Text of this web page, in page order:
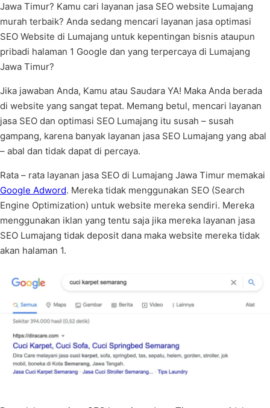
Jawa Timur? Kamu cari layanan jasa SEO website Lumajang
murah terbaik? Anda sedang mencari layanan jasa optimasi
SEO Website di Lumajang untuk kepentingan bisnis ataupun
pribadi halaman 1 Google dan yang terpercaya di Lumajang
Jawa Timur?
Jika jawaban Anda, Kamu atau Saudara YA! Maka Anda berada
di website yang sangat tepat. Memang betul, mencari layanan
jasa SEO dan optimasi SEO Lumajang itu susah – susah
gampang, karena banyak layanan jasa SEO Lumajang yang abal
– abal dan tidak dapat di percaya.
Rata – rata layanan jasa SEO di Lumajang Jawa Timur memakai
Google Adword. Mereka tidak menggunakan SEO (Search
Engine Optimization) untuk website mereka sendiri. Mereka
menggunakan iklan yang tentu saja jika mereka layanan jasa
SEO Lumajang tidak deposit dana maka website mereka tidak
akan halaman 1.